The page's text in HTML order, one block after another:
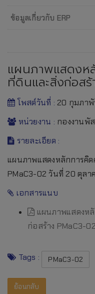
ข้อมูลเกี่ยวกับ ERP
แผนภาพแสดงห
ที่ดินและสิ่งก่อส
โพสต์วันที่ : 20 กุมภา
หน่วยงาน : กองงานพั
รายละเอียด :
แผนภาพแสดงหลักการคิ
PMaC3-02 วันที่ 20 ตุลา
เอกสารแนบ
แผนภาพแสดงห
ก่อสร้าง PMaC3-
Tags : PMaC3-02
ย้อนกลับ